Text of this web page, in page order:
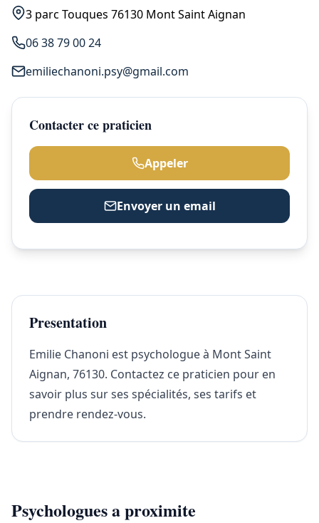
3 parc Touques 76130 Mont Saint Aignan
06 38 79 00 24
emiliechanoni.psy@gmail.com
Contacter ce praticien
Appeler
Envoyer un email
Presentation
Emilie Chanoni est psychologue à Mont Saint
Aignan, 76130. Contactez ce praticien pour en
savoir plus sur ses spécialités, ses tarifs et
prendre rendez-vous.
Psychologues a proximite